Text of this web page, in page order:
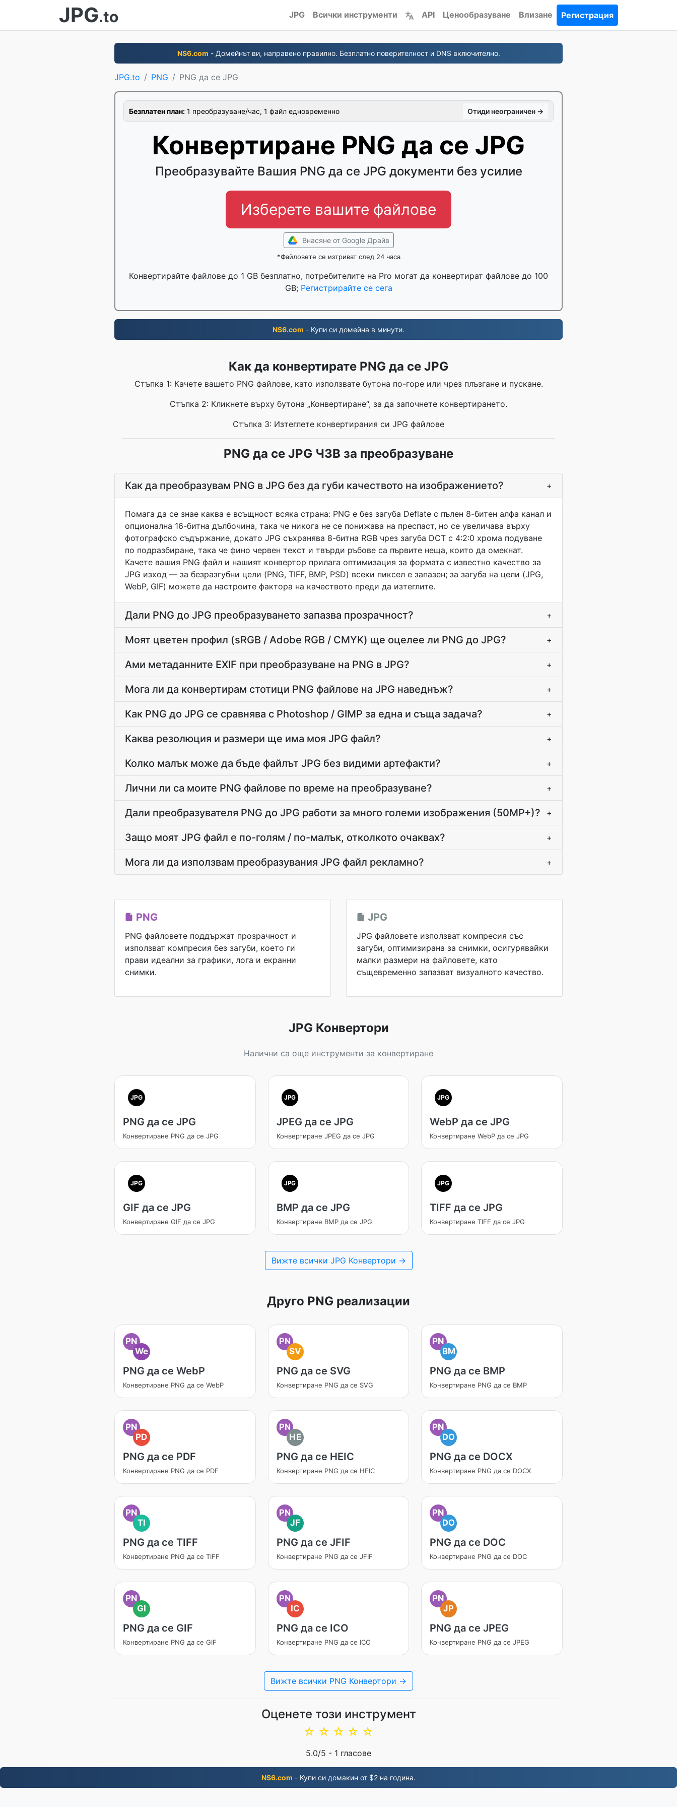
JPG.to JPG Всички инструменти API Ценообразуване Влизане Регистрация
NS6.com - Домейнът ви, направено правилно. Безплатно поверителност и DNS включително.
JPG.to PNG PNG да се JPG
Безплатен план: 1 преобразуване/час, 1 файл едновременно Отиди неограничен →
Конвертиране PNG да се JPG
Преобразувайте Вашия PNG да се JPG документи без усилие
Изберете вашите файлове
Внасяне от Google Драйв
*Файловете се изтриват след 24 часа
Конвертирайте файлове до 1 GB безплатно, потребителите на Pro могат да конвертират файлове до 100
GB; Регистрирайте се сега
NS6.com - Купи си домейна в минути.
Как да конвертирате PNG да се JPG
Стъпка 1: Качете вашето PNG файлове, като използвате бутона по-горе или чрез плъзгане и пускане.
Стъпка 2: Кликнете върху бутона „Конвертиране“, за да започнете конвертирането.
Стъпка 3: Изтеглете конвертирания си JPG файлове
PNG да се JPG ЧЗВ за преобразуване
Как да преобразувам PNG в JPG без да губи качеството на изображението? +
Помага да се знае каква е всъщност всяка страна: PNG е без загуба Deflate с пълен 8-битен алфа канал и
опционална 16-битна дълбочина, така че никога не се понижава на преспаст, но се увеличава върху
фотографско съдържание, докато JPG съхранява 8-битна RGB чрез загуба DCT с 4:2:0 хрома подуване
по подразбиране, така че фино червен текст и твърди ръбове са първите неща, които да омекнат.
Качете вашия PNG файл и нашият конвертор прилага оптимизация за формата с известно качество за
JPG изход — за безразгубни цели (PNG, TIFF, BMP, PSD) всеки пиксел е запазен; за загуба на цели (JPG,
WebP, GIF) можете да настроите фактора на качеството преди да изтеглите.
Дали PNG до JPG преобразуването запазва прозрачност? +
Моят цветен профил (sRGB / Adobe RGB / CMYK) ще оцелее ли PNG до JPG? +
Ами метаданните EXIF при преобразуване на PNG в JPG? +
Мога ли да конвертирам стотици PNG файлове на JPG наведнъж? +
Как PNG до JPG се сравнява с Photoshop / GIMP за една и съща задача? +
Каква резолюция и размери ще има моя JPG файл? +
Колко малък може да бъде файлът JPG без видими артефакти? +
Лични ли са моите PNG файлове по време на преобразуване? +
Дали преобразувателя PNG до JPG работи за много големи изображения (50MP+)? +
Защо моят JPG файл е по-голям / по-малък, отколкото очаквах? +
Мога ли да използвам преобразувания JPG файл рекламно? +
PNG
PNG файловете поддържат прозрачност и
използват компресия без загуби, което ги
прави идеални за графики, лога и екранни
снимки.
JPG
JPG файловете използват компресия със
загуби, оптимизирана за снимки, осигурявайки
малки размери на файловете, като
същевременно запазват визуалното качество.
JPG Конвертори
Налични са още инструменти за конвертиране
JPG
PNG да се JPG
Конвертиране PNG да се JPG
JPG
JPEG да се JPG
Конвертиране JPEG да се JPG
JPG
WebP да се JPG
Конвертиране WebP да се JPG
JPG
GIF да се JPG
Конвертиране GIF да се JPG
JPG
BMP да се JPG
Конвертиране BMP да се JPG
JPG
TIFF да се JPG
Конвертиране TIFF да се JPG
Вижте всички JPG Конвертори →
Друго PNG реализации
PN
We
PNG да се WebP
Конвертиране PNG да се WebP
PN
SV
PNG да се SVG
Конвертиране PNG да се SVG
PN
BM
PNG да се BMP
Конвертиране PNG да се BMP
PN
PD
PNG да се PDF
Конвертиране PNG да се PDF
PN
HE
PNG да се HEIC
Конвертиране PNG да се HEIC
PN
DO
PNG да се DOCX
Конвертиране PNG да се DOCX
PN
TI
PNG да се TIFF
Конвертиране PNG да се TIFF
PN
JF
PNG да се JFIF
Конвертиране PNG да се JFIF
PN
DO
PNG да се DOC
Конвертиране PNG да се DOC
PN
GI
PNG да се GIF
Конвертиране PNG да се GIF
PN
IC
PNG да се ICO
Конвертиране PNG да се ICO
PN
JP
PNG да се JPEG
Конвертиране PNG да се JPEG
Вижте всички PNG Конвертори →
Оценете този инструмент
☆
☆
☆
☆
☆
5.0/5 - 1 гласове
NS6.com - Купи си домакин от $2 на година.